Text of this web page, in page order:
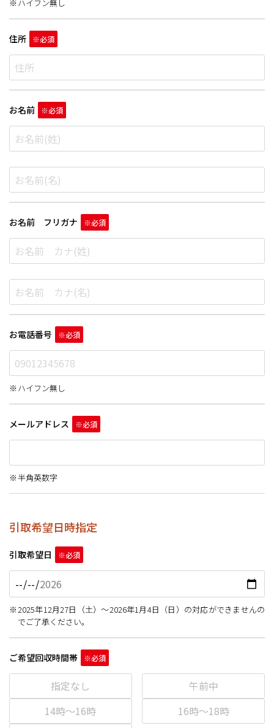
ハイフン無し
住所
お名前
お名前 フリガナ
お電話番号
ハイフン無し
メールアドレス
半角英数字
引取希望日時指定
引取希望日
2025年12月27日（土）～2026年1月4日（日）の対応ができませんの
でご了承ください。
ご希望回収時間帯
指定なし
午前中
14時～16時
16時～18時